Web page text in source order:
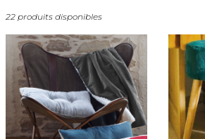
22 produits disponibles